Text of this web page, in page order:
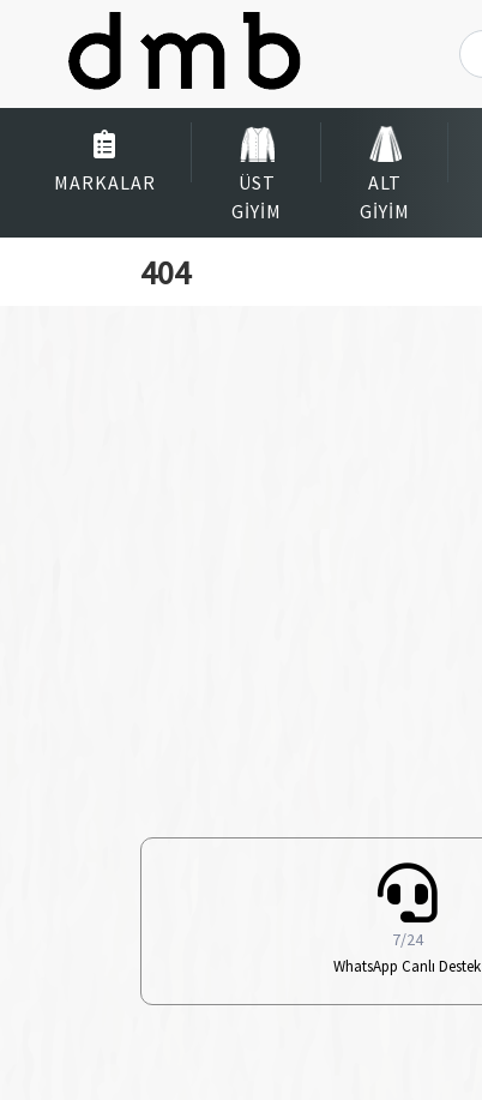
MARKALAR
ÜST
GIYIM
ALT
GIYIM
404
7/24
WhatsApp Canlı Destek